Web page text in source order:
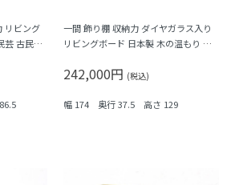
リビング
芸 古民家
一間 飾り棚 収納力 ダイヤガラス入り
リビングボード 日本製 木の温もり 昭
242,000円 (税込)
幅 174 奥行 37.5 高さ 129